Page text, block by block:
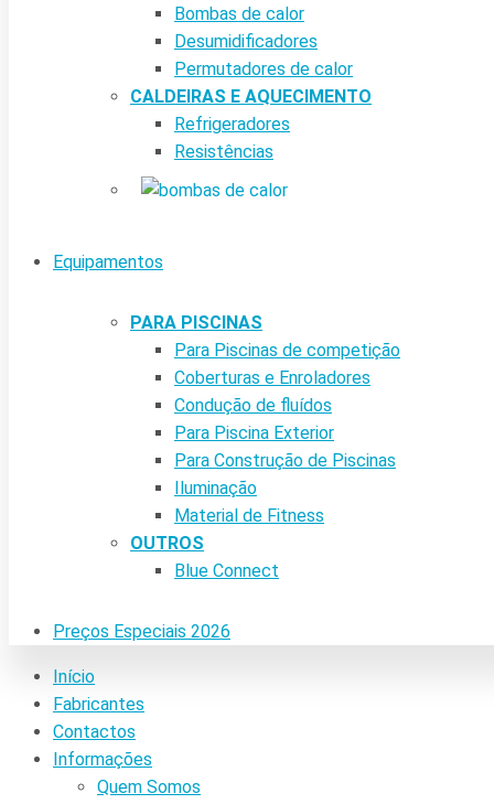
Bombas de calor
Desumidificadores
Permutadores de calor
CALDEIRAS E AQUECIMENTO
Refrigeradores
Resistências
Equipamentos
PARA PISCINAS
Para Piscinas de competição
Coberturas e Enroladores
Condução de fluídos
Para Piscina Exterior
Para Construção de Piscinas
Iluminação
Material de Fitness
OUTROS
Blue Connect
Preços Especiais 2026
Início
Fabricantes
Contactos
Informações
Quem Somos